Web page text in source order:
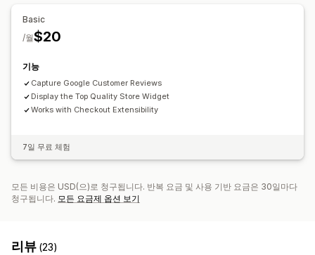
아이콘 위치
수동 위치 자동 위치
Basic
$20
/월
기능
Capture Google Customer Reviews
Display the Top Quality Store Widget
Works with Checkout Extensibility
7일 무료 체험
모든 비용은 USD(으)로 청구됩니다. 반복 요금 및 사용 기반 요금은 30일마다
청구됩니다. 모든 요금제 옵션 보기
리뷰 (23)